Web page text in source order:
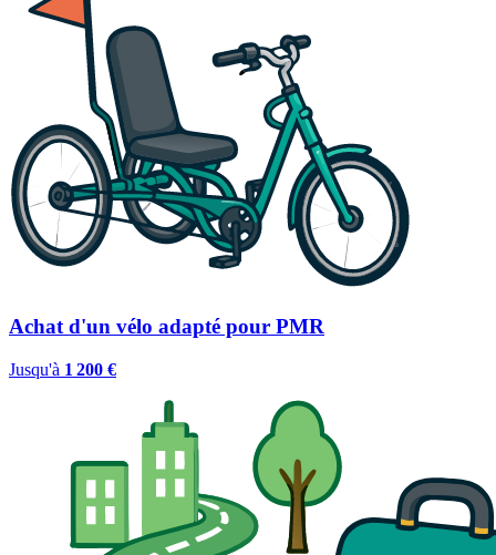
Achat d'un vélo adapté pour PMR
Jusqu'à 1 200 €